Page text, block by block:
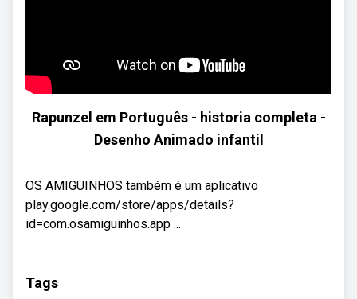
Rapunzel em Português - historia completa -
Desenho Animado infantil
OS AMIGUINHOS também é um aplicativo
play.google.com/store/apps/details?
id=com.osamiguinhos.app ...
Tags